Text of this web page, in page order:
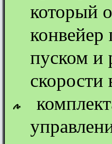
который
пуском и